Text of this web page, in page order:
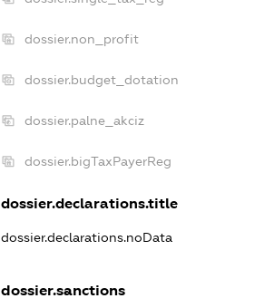
dossier.non_profit
dossier.budget_dotation
dossier.palne_akciz
dossier.bigTaxPayerReg
dossier.declarations.title
dossier.declarations.noData
dossier.sanctions